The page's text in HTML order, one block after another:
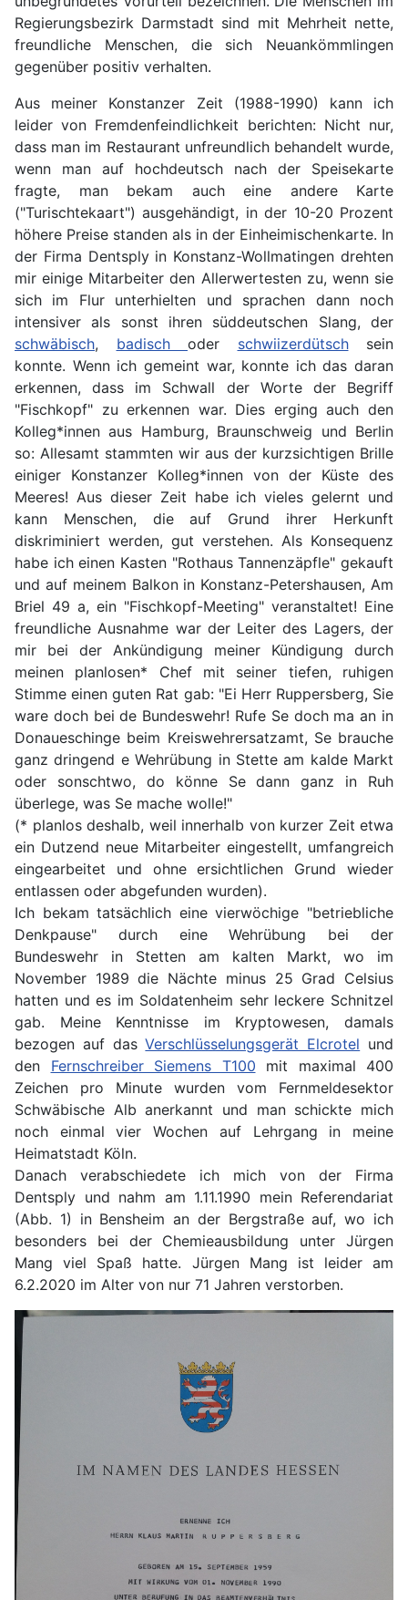
Regierungsbezirk Darmstadt sind mit Mehrheit nette,
freundliche Menschen, die sich Neuankömmlingen
gegenüber positiv verhalten.
Aus meiner Konstanzer Zeit (1988-1990) kann ich
leider von Fremdenfeindlichkeit berichten: Nicht nur,
dass man im Restaurant unfreundlich behandelt wurde,
wenn man auf hochdeutsch nach der Speisekarte
fragte, man bekam auch eine andere Karte
("Turischtekaart") ausgehändigt, in der 10-20 Prozent
höhere Preise standen als in der Einheimischenkarte. In
der Firma Dentsply in Konstanz-Wollmatingen drehten
mir einige Mitarbeiter den Allerwertesten zu, wenn sie
sich im Flur unterhielten und sprachen dann noch
intensiver als sonst ihren süddeutschen Slang, der
schwäbisch, badisch oder schwiizerdütschsein
konnte. Wenn ich gemeint war, konnte ich das daran
erkennen, dass im Schwall der Worte der Begriff
"Fischkopf" zu erkennen war. Dies erging auch den
Kolleg*innen aus Hamburg, Braunschweig und Berlin
so: Allesamt stammten wir aus der kurzsichtigen Brille
einiger Konstanzer Kolleg*innen von der Küste des
Meeres! Aus dieser Zeit habe ich vieles gelernt und
kann Menschen, die auf Grund ihrer Herkunft
diskriminiert werden, gut verstehen. Als Konsequenz
habe ich einen Kasten "Rothaus Tannenzäpfle" gekauft
und auf meinem Balkon in Konstanz-Petershausen, Am
Briel 49 a, ein "Fischkopf-Meeting" veranstaltet! Eine
freundliche Ausnahme war der Leiter des Lagers, der
mir bei der Ankündigung meiner Kündigung durch
meinen planlosen* Chef mit seiner tiefen, ruhigen
Stimme einen guten Rat gab: "Ei Herr Ruppersberg, Sie
ware doch bei de Bundeswehr! Rufe Se doch ma an in
Donaueschinge beim Kreiswehrersatzamt, Se brauche
ganz dringend e Wehrübung in Stette am kalde Markt
oder sonschtwo, do könne Se dann ganz in Ruh
überlege, was Se mache wolle!"
(* planlos deshalb, weil innerhalb von kurzer Zeit etwa
ein Dutzend neue Mitarbeiter eingestellt, umfangreich
eingearbeitet und ohne ersichtlichen Grund wieder
entlassen oder abgefunden wurden).
Ich bekam tatsächlich eine vierwöchige "betriebliche
Denkpause" durch eine Wehrübung bei der
Bundeswehr in Stetten am kalten Markt, wo im
November 1989 die Nächte minus 25 Grad Celsius
hatten und es im Soldatenheim sehr leckere Schnitzel
gab. Meine Kenntnisse im Kryptowesen, damals
bezogen auf dasVerschlüsselungsgerät Elcrotel und
den Fernschreiber Siemens T100 mit maximal 400
Zeichen pro Minute wurden vom Fernmeldesektor
Schwäbische Alb anerkannt und man schickte mich
noch einmal vier Wochen auf Lehrgang in meine
Heimatstadt Köln.
Danach verabschiedete ich mich von der Firma
Dentsply und nahm am 1.11.1990 mein Referendariat
(Abb. 1) in Bensheim an der Bergstraße auf, wo ich
besonders bei der Chemieausbildung unter Jürgen
Mang viel Spaß hatte. Jürgen Mang ist leider am
6.2.2020 im Alter von nur 71 Jahren verstorben.